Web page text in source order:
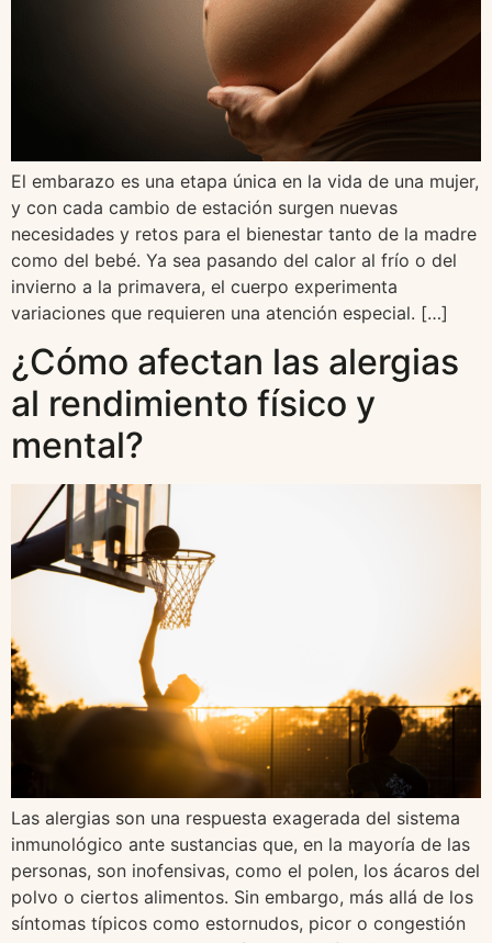
El embarazo es una etapa única en la vida de una mujer,
y con cada cambio de estación surgen nuevas
necesidades y retos para el bienestar tanto de la madre
como del bebé. Ya sea pasando del calor al frío o del
invierno a la primavera, el cuerpo experimenta
variaciones que requieren una atención especial. […]
¿Cómo afectan las alergias
al rendimiento físico y
mental?
Las alergias son una respuesta exagerada del sistema
inmunológico ante sustancias que, en la mayoría de las
personas, son inofensivas, como el polen, los ácaros del
polvo o ciertos alimentos. Sin embargo, más allá de los
síntomas típicos como estornudos, picor o congestión